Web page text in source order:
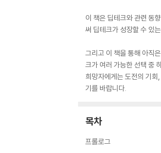
이 책은 딥테크와 관련 동
써 딥테크가 성장할 수 있
그리고 이 책을 통해 아직
크가 여러 가능한 선택 중
희망자에게는 도전의 기
기를 바랍니다.
목차
프롤로그